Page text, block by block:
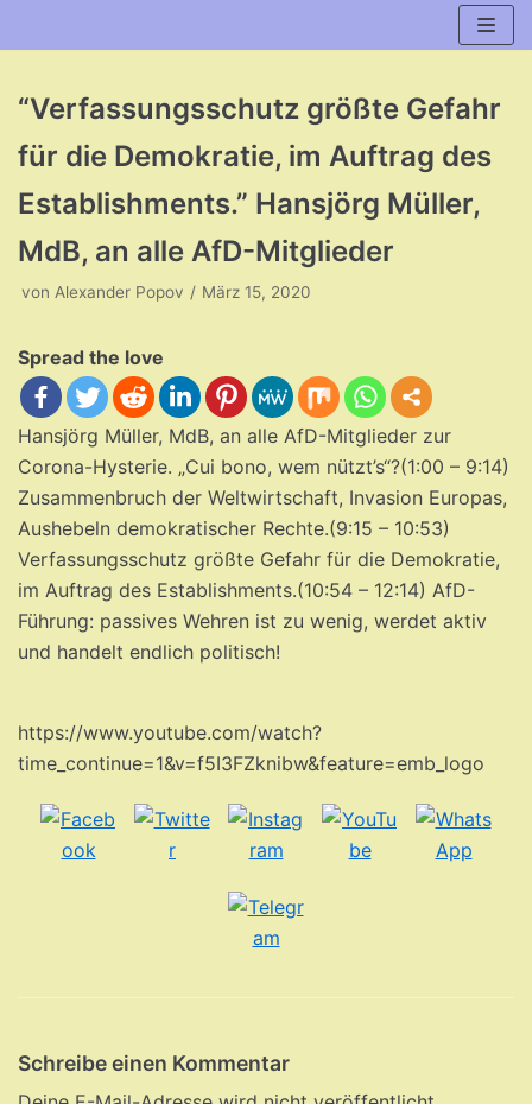
“Verfassungsschutz größte Gefahr
für die Demokratie, im Auftrag des
Establishments.” Hansjörg Müller,
MdB, an alle AfD-Mitglieder
von Alexander Popov März 15, 2020
Spread the love
Hansjörg Müller, MdB, an alle AfD-Mitglieder zur
Corona-Hysterie. „Cui bono, wem nützt’s“?(1:00 – 9:14)
Zusammenbruch der Weltwirtschaft, Invasion Europas,
Aushebeln demokratischer Rechte.(9:15 – 10:53)
Verfassungsschutz größte Gefahr für die Demokratie,
im Auftrag des Establishments.(10:54 – 12:14) AfD-
Führung: passives Wehren ist zu wenig, werdet aktiv
und handelt endlich politisch!
https://www.youtube.com/watch?
time_continue=1&v=f5I3FZknibw&feature=emb_logo
Schreibe einen Kommentar